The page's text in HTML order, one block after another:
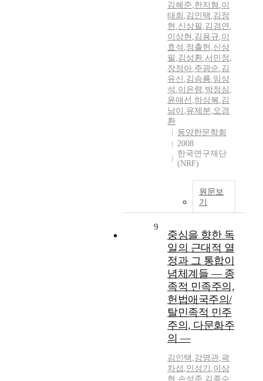
김혜준,한지형 ,이
태희 ,김인택 ,김정
현 ,신상필 ,김경연 ,
이상현 ,김용규,이
효석 ,정출헌 ,신상
필 ,김성환,서민정 ,
장정아,주광순,김
유신 ,김승룡,임상
석 ,이은령 ,박정심 ,
윤애선 ,하상복,김
남이 ,유제분,오경
환
동양한문학회
2008
한국연구재단
(NRF)
원문보
기
9
중심을 향한 독
일의 근대적 열
정과 그 통합이
념체계들 ― 종
족적 민족주의,
헌법애국주의/
탈민족적 민주
주의, 다문화주
의 ―
김인택 ,강명관,곽
차섭 ,인성기 ,이상
현 ,손성준,김종수,